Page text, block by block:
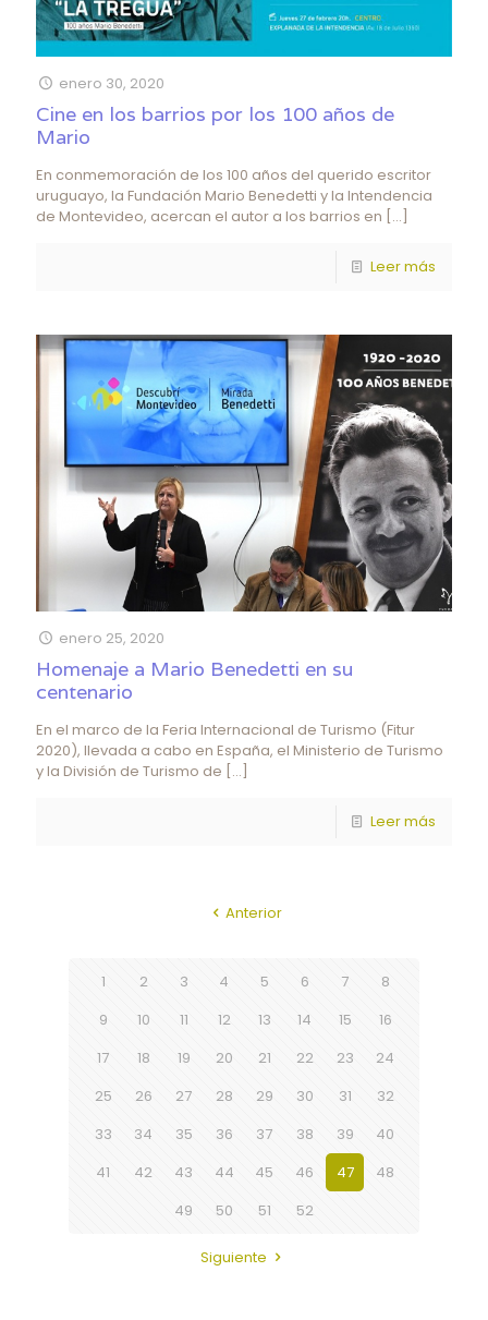
enero 30, 2020
Cine en los barrios por los 100 años de
Mario
En conmemoración de los 100 años del querido escritor
uruguayo, la Fundación Mario Benedetti y la Intendencia
de Montevideo, acercan el autor a los barrios en […]
Leer más
enero 25, 2020
Homenaje a Mario Benedetti en su
centenario
En el marco de la Feria Internacional de Turismo (Fitur
2020), llevada a cabo en España, el Ministerio de Turismo
y la División de Turismo de […]
Leer más
Anterior
1 2 3 4 5 6 7
8
9
10 11 12 13 14 15
16
17
18 19 20 21 22 23
24
25
26 27 28 29 30 31
32
33
34 35 36 37 38 39
40
41
42 43 44 45 46 47
48
49
50 51 52
Siguiente